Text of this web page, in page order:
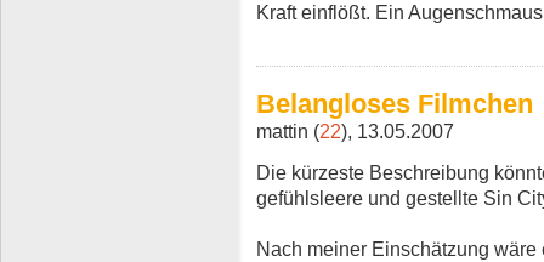
Kraft einflößt. Ein
Belangloses Filmchen
mattin (22), 13.05.2007
Die kürzeste Beschreibung
gefühlsleere und gestellte Sin
Nach meiner Einschätzung